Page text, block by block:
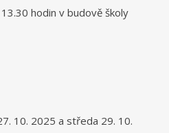
hodin v budově školy
10. 2025 a středa 29. 10.